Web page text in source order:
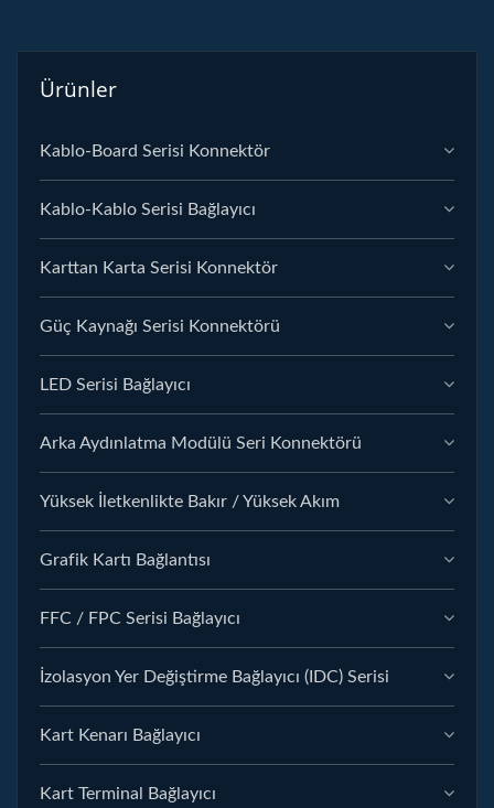
Ürünler
Kablo-Board Serisi Konnektör
Kablo-Kablo Serisi Bağlayıcı
Karttan Karta Serisi Konnektör
Güç Kaynağı Serisi Konnektörü
LED Serisi Bağlayıcı
Arka Aydınlatma Modülü Seri Konnektörü
Yüksek İletkenlikte Bakır / Yüksek Akım
Grafik Kartı Bağlantısı
FFC / FPC Serisi Bağlayıcı
İzolasyon Yer Değiştirme Bağlayıcı (IDC) Serisi
Kart Kenarı Bağlayıcı
Kart Terminal Bağlayıcı